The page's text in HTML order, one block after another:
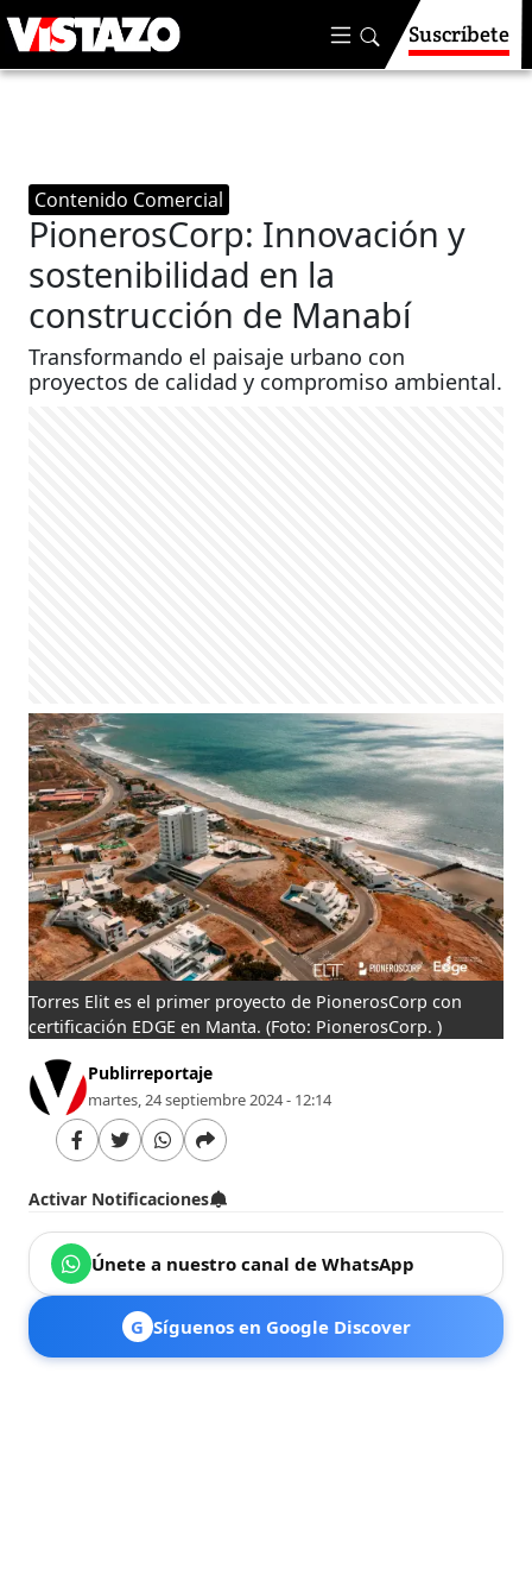
Suscríbete
Contenido Comercial
PionerosCorp: Innovación y
sostenibilidad en la
construcción de Manabí
Transformando el paisaje urbano con
proyectos de calidad y compromiso ambiental.
Torres Elit es el primer proyecto de PionerosCorp con
certificación EDGE en Manta.(Foto: PionerosCorp. )
Publirreportaje
martes, 24 septiembre 2024 - 12:14
Activar Notificaciones
Únete a nuestro canal de WhatsApp
G Síguenos en Google Discover